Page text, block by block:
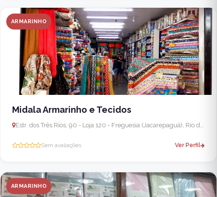
ARMARINHO
Midala Armarinho e Tecidos
Estr. dos Três Rios, 90 - Loja 120 - Freguesia (Jacarepaguá), Rio de Janeiro - RJ, 22755-002, Brasil
Sem avaliações Ver Perfil
ARMARINHO